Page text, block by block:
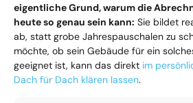
eigentliche Grund, warum die
heute so genau sein kann: Sie bildet
ab, statt grobe Jahrespauschalen zu
möchte, ob sein Gebäude für ein
geeignet ist, kann das direkt im
Dach für Dach klären lassen.